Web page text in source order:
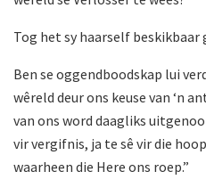
Tog het sy haarself beskikbaar
Ben se oggendboodskap lui
wêreld deur ons keuse van ‘n
van ons word daagliks
vir vergifnis, ja te sê vir die
waarheen die Here ons roep.”